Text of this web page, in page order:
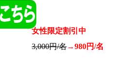
女性限定割引中
3,000円/名→980円/名